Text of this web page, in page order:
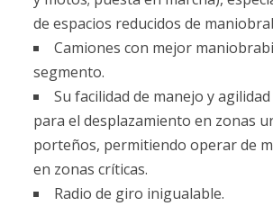
de espacios reducidos de
Camiones con mejor
segmento.
Su facilidad de manejo y
para el desplazamiento en zonas
porteños, permitiendo operar de
en zonas críticas.
Radio de giro inigualable.